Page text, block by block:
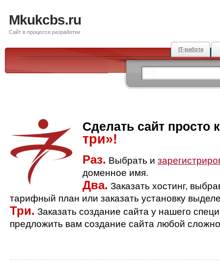
Mkukcbs.ru
Сайт в процессе разработки
IT-работа
Сделать сайт просто
три»!
Раз. Выбрать и
доменное имя.
Два. Заказать хостинг,
тарифный план или заказать установку
Три. Заказать создание сайта у нашего
предложить вам создание сайта любой